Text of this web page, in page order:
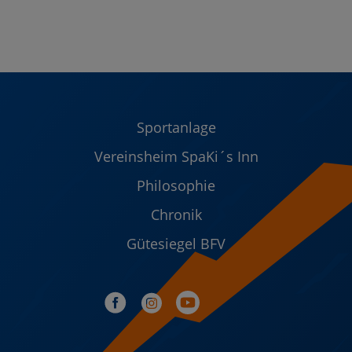
Sportanlage
Vereinsheim SpaKi´s Inn
Philosophie
Chronik
Gütesiegel BFV